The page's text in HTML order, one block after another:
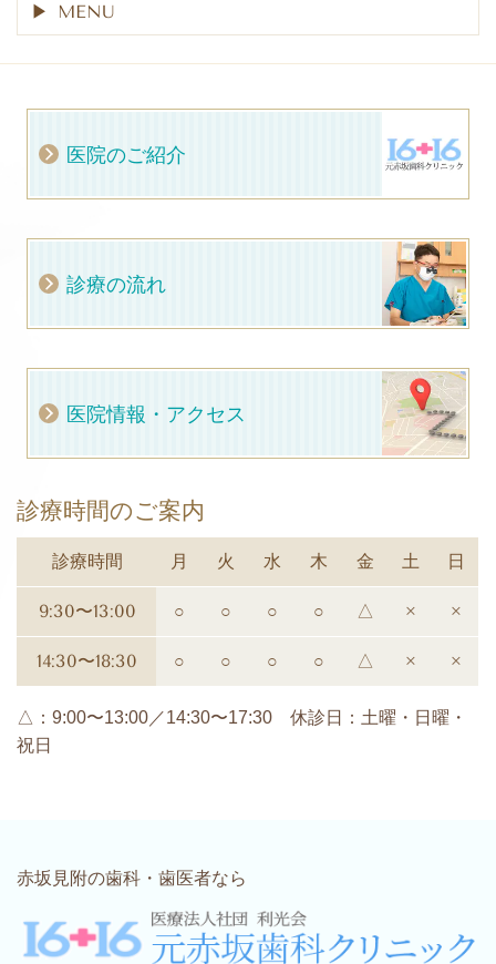
MENU
医院のご紹介
診療の流れ
医院情報・アクセス
診療時間のご案内
診療時間 月 火 水 木 金 土 日
9:30〜13:00 ○ ○ ○ ○ △ × ×
14:30〜18:30 ○ ○ ○ ○ △ × ×
△：9:00〜13:00／14:30〜17:30 休診日：土曜・日曜・
祝日
赤坂見附の歯科・歯医者なら